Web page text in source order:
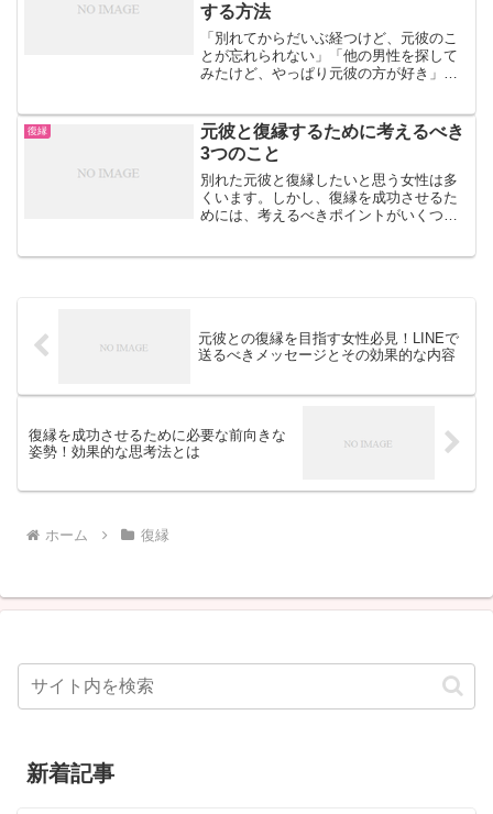
する方法
「別れてからだいぶ経つけど、元彼のこ
とが忘れられない」「他の男性を探して
みたけど、やっぱり元彼の方が好き」
と、私がいない元彼の幸せそうな姿を見
てショックを受ける」...
復縁
元彼と復縁するために考えるべき
3つのこと
別れた元彼と復縁したいと思う女性は多
くいます。しかし、復縁を成功させるた
めには、考えるべきポイントがいくつか
元彼との復縁を目指す女性必見！LINEで
送るべきメッセージとその効果的な内容
復縁を成功させるために必要な前向きな
姿勢！効果的な思考法とは
ホーム 復縁
新着記事